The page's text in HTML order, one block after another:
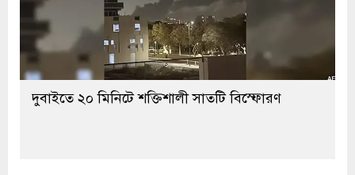
দুবাইতে ২০ মিনিটে শক্তিশালী সাতটি বিস্ফোরণ